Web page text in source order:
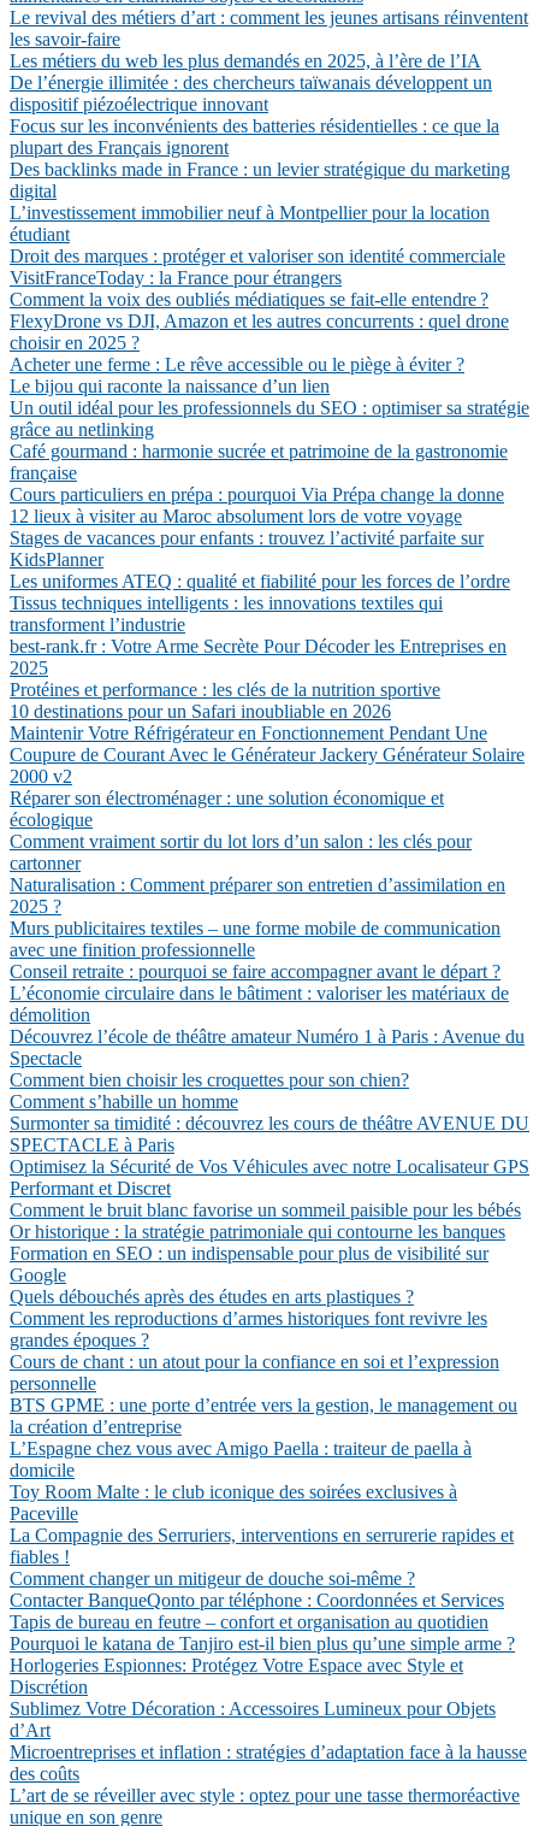
Le revival des métiers d’art : comment les jeunes artisans réinventent
les savoir-faire
Les métiers du web les plus demandés en 2025, à l’ère de l’IA
De l’énergie illimitée : des chercheurs taïwanais développent un
dispositif piézoélectrique innovant
Focus sur les inconvénients des batteries résidentielles : ce que la
plupart des Français ignorent
Des backlinks made in France : un levier stratégique du marketing
digital
L’investissement immobilier neuf à Montpellier pour la location
étudiant
Droit des marques : protéger et valoriser son identité commerciale
VisitFranceToday : la France pour étrangers
Comment la voix des oubliés médiatiques se fait-elle entendre ?
FlexyDrone vs DJI, Amazon et les autres concurrents : quel drone
choisir en 2025 ?
Acheter une ferme : Le rêve accessible ou le piège à éviter ?
Le bijou qui raconte la naissance d’un lien
Un outil idéal pour les professionnels du SEO : optimiser sa stratégie
grâce au netlinking
Café gourmand : harmonie sucrée et patrimoine de la gastronomie
française
Cours particuliers en prépa : pourquoi Via Prépa change la donne
12 lieux à visiter au Maroc absolument lors de votre voyage
Stages de vacances pour enfants : trouvez l’activité parfaite sur
KidsPlanner
Les uniformes ATEQ : qualité et fiabilité pour les forces de l’ordre
Tissus techniques intelligents : les innovations textiles qui
transforment l’industrie
best-rank.fr : Votre Arme Secrète Pour Décoder les Entreprises en
2025
Protéines et performance : les clés de la nutrition sportive
10 destinations pour un Safari inoubliable en 2026
Maintenir Votre Réfrigérateur en Fonctionnement Pendant Une
Coupure de Courant Avec le Générateur Jackery Générateur Solaire
2000 v2
Réparer son électroménager : une solution économique et
écologique
Comment vraiment sortir du lot lors d’un salon : les clés pour
cartonner
Naturalisation : Comment préparer son entretien d’assimilation en
2025 ?
Murs publicitaires textiles – une forme mobile de communication
avec une finition professionnelle
Conseil retraite : pourquoi se faire accompagner avant le départ ?
L’économie circulaire dans le bâtiment : valoriser les matériaux de
démolition
Découvrez l’école de théâtre amateur Numéro 1 à Paris : Avenue du
Spectacle
Comment bien choisir les croquettes pour son chien?
Comment s’habille un homme
Surmonter sa timidité : découvrez les cours de théâtre AVENUE DU
SPECTACLE à Paris
Optimisez la Sécurité de Vos Véhicules avec notre Localisateur GPS
Performant et Discret
Comment le bruit blanc favorise un sommeil paisible pour les bébés
Or historique : la stratégie patrimoniale qui contourne les banques
Formation en SEO : un indispensable pour plus de visibilité sur
Google
Quels débouchés après des études en arts plastiques ?
Comment les reproductions d’armes historiques font revivre les
grandes époques ?
Cours de chant : un atout pour la confiance en soi et l’expression
personnelle
BTS GPME : une porte d’entrée vers la gestion, le management ou
la création d’entreprise
L’Espagne chez vous avec Amigo Paella : traiteur de paella à
domicile
Toy Room Malte : le club iconique des soirées exclusives à
Paceville
La Compagnie des Serruriers, interventions en serrurerie rapides et
fiables !
Comment changer un mitigeur de douche soi-même ?
Contacter BanqueQonto par téléphone : Coordonnées et Services
Tapis de bureau en feutre – confort et organisation au quotidien
Pourquoi le katana de Tanjiro est-il bien plus qu’une simple arme ?
Horlogeries Espionnes: Protégez Votre Espace avec Style et
Discrétion
Sublimez Votre Décoration : Accessoires Lumineux pour Objets
d’Art
Microentreprises et inflation : stratégies d’adaptation face à la hausse
des coûts
L’art de se réveiller avec style : optez pour une tasse thermoréactive
unique en son genre